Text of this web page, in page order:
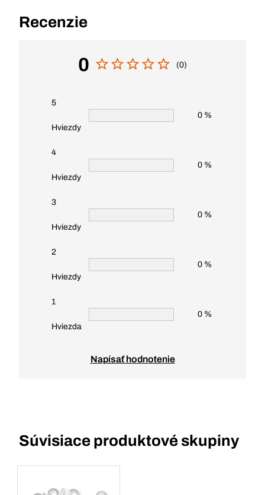
Recenzie
0 (0)
5
Hviezdy
0 %
4
Hviezdy
0 %
3
Hviezdy
0 %
2
Hviezdy
0 %
1
Hviezda
0 %
Napísať hodnotenie
Súvisiace produktové skupiny